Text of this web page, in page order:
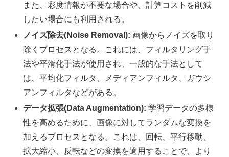
また、彩度情報が不要な場合や、計算コストを削減
したい場合にも利用される。
ノイズ除去(Noise Removal): 画像からノイズを取り
除くプロセスとなる。これには、フィルタリング手
法や平滑化手法が使用され、一般的な手法として
は、平均化フィルタ、メディアンフィルタ、ガウシ
アンフィルタなどがある。
データ拡張(Data Augmentation): 学習データの多様
性を高めるために、画像に対してランダムな変換を
加えるプロセスとなる。これは、回転、平行移動、
拡大縮小、反転などの変換を適用することで、より